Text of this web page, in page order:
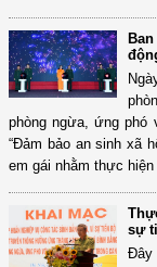
phòng ngừa, ứng
“Đảm bảo an sinh xã
em gái nhằm thực
sự
Đây